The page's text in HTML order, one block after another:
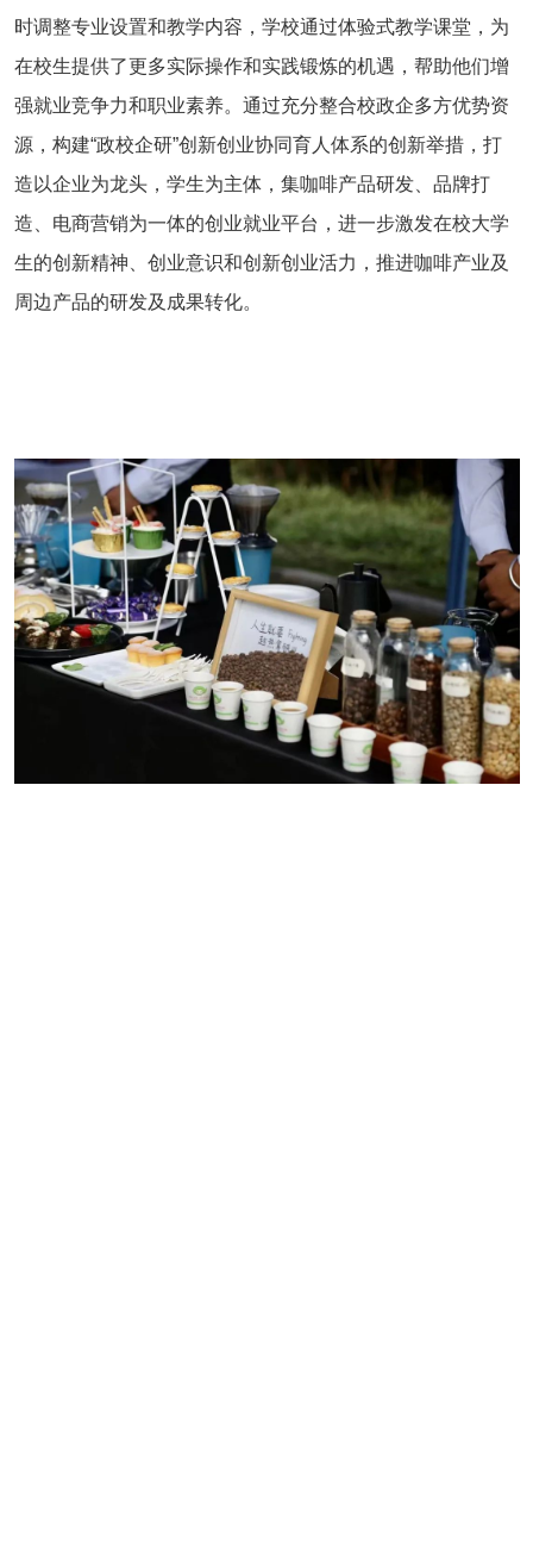
时调整专业设置和教学内容，学校通过体验式教学课堂，为
在校生提供了更多实际操作和实践锻炼的机遇，帮助他们增
强就业竞争力和职业素养。通过充分整合校政企多方优势资
源，构建“政校企研”创新创业协同育人体系的创新举措，打
造以企业为龙头，学生为主体，集咖啡产品研发、品牌打
造、电商营销为一体的创业就业平台，进一步激发在校大学
生的创新精神、创业意识和创新创业活力，推进咖啡产业及
周边产品的研发及成果转化。